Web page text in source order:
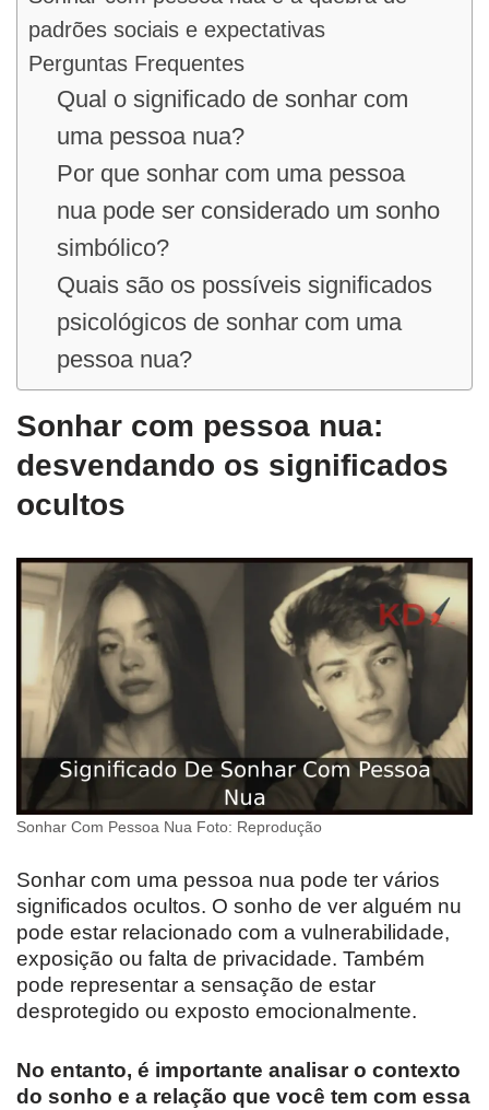
padrões sociais e expectativas
Perguntas Frequentes
Qual o significado de sonhar com
uma pessoa nua?
Por que sonhar com uma pessoa
nua pode ser considerado um sonho
simbólico?
Quais são os possíveis significados
psicológicos de sonhar com uma
pessoa nua?
Sonhar com pessoa nua:
desvendando os significados
ocultos
Sonhar Com Pessoa Nua Foto: Reprodução
Sonhar com uma pessoa nua pode ter vários
significados ocultos. O sonho de ver alguém nu
pode estar relacionado com a vulnerabilidade,
exposição ou falta de privacidade. Também
pode representar a sensação de estar
desprotegido ou exposto emocionalmente.
No entanto, é importante analisar o contexto
do sonho e a relação que você tem com essa